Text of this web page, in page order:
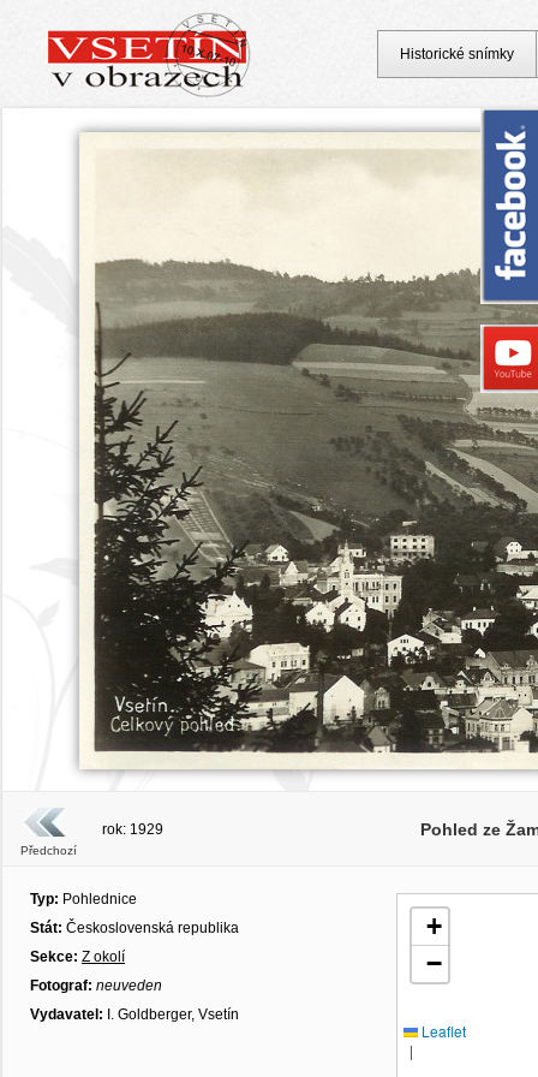
Předchozí
rok: 1929 Pohled ze
Typ: Pohlednice
Stát: Československá republika
Sekce: Z okolí
Fotograf: neuveden
Vydavatel: I. Goldberger, Vsetín
+
−
Leaflet
|
Historické snímky